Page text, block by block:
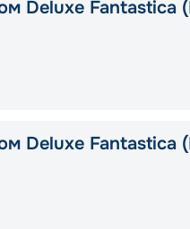
Deluxe Fantastica
Deluxe Fantastica